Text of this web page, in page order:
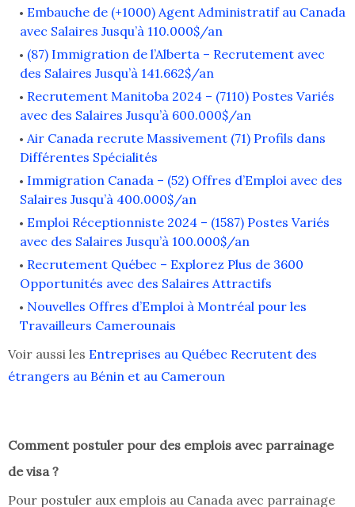
Embauche de (+1000) Agent Administratif au Canada
avec Salaires Jusqu’à 110.000$/an
(87) Immigration de l’Alberta – Recrutement avec
des Salaires Jusqu’à 141.662$/an
Recrutement Manitoba 2024 – (7110) Postes Variés
avec des Salaires Jusqu’à 600.000$/an
Air Canada recrute Massivement (71) Profils dans
Différentes Spécialités
Immigration Canada – (52) Offres d’Emploi avec des
Salaires Jusqu’à 400.000$/an
Emploi Réceptionniste 2024 – (1587) Postes Variés
avec des Salaires Jusqu’à 100.000$/an
Recrutement Québec – Explorez Plus de 3600
Opportunités avec des Salaires Attractifs
Nouvelles Offres d’Emploi à Montréal pour les
Travailleurs Camerounais
Voir aussi les Entreprises au Québec Recrutent des
étrangers au Bénin et au Cameroun
Comment postuler pour des emplois avec parrainage
de visa ?
Pour postuler aux emplois au Canada avec parrainage